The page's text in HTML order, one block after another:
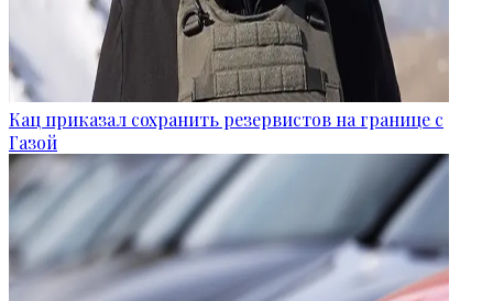
Кац приказал сохранить резервистов на границе с
Газой